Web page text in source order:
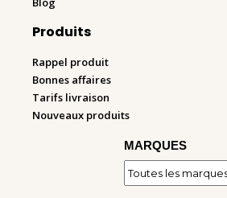
Produits
Rappel produit
Bonnes affaires
Tarifs livraison
Nouveaux produits
MARQUES